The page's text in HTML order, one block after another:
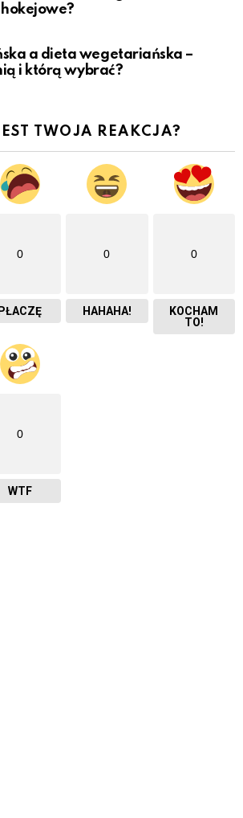
a dieta wegetariańska –
i którą wybrać?
TWOJA REAKCJA?
0
PŁACZĘ
0
HAHAHA!
0
KOCHAM
TO!
0
WTF